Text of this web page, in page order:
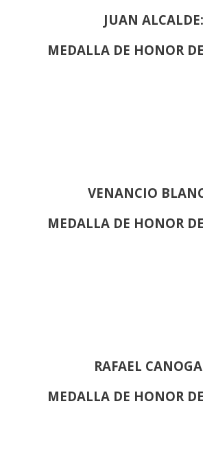
JUAN ALCALDE:
MEDALLA DE HONOR
VENANCIO
MEDALLA DE HONOR
RAFAEL
MEDALLA DE HONOR